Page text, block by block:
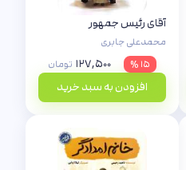
آقای رئیس جمهور
محمدعلی جابری
۱۵ %
۱۲۷,۵۰۰ تومان
افزودن به سبد خرید